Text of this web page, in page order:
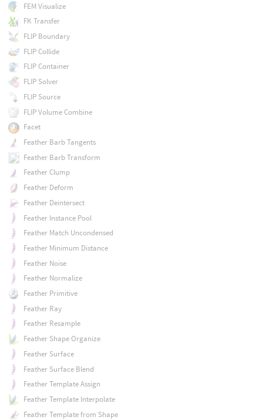
FEM Visualize
FK Transfer
FLIP Boundary
FLIP Collide
FLIP Container
FLIP Solver
FLIP Source
FLIP Volume Combine
Facet
Feather Barb Tangents
Feather Barb Transform
Feather Clump
Feather Deform
Feather Deintersect
Feather Instance Pool
Feather Match Uncondensed
Feather Minimum Distance
Feather Noise
Feather Normalize
Feather Primitive
Feather Ray
Feather Resample
Feather Shape Organize
Feather Surface
Feather Surface Blend
Feather Template Assign
Feather Template Interpolate
Feather Template from Shape